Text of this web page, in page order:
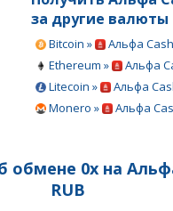
за другие валюты
Bitcoin »
Альфа
Ethereum »
Альфа
Litecoin »
Альфа
Monero »
Альфа
обмене 0x на
RUB